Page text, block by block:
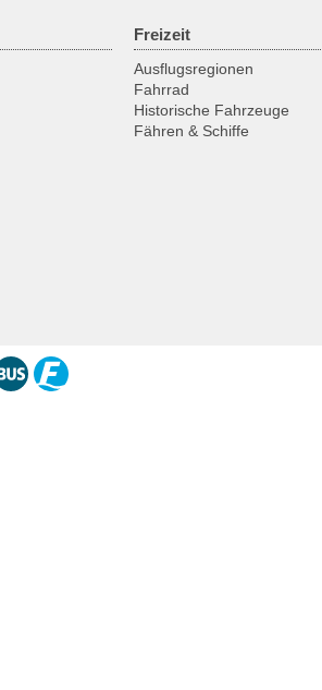
Freizeit
Ausflugsregionen
Fahrrad
Historische Fahrzeuge
Fähren & Schiffe